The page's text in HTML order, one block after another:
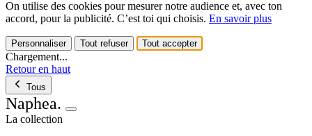
On utilise des cookies pour mesurer notre audience et, avec ton
accord, pour la publicité. C’est toi qui choisis. En savoir plus
Personnaliser Tout refuser Tout accepter
Chargement...
Retour en haut
Tous
Naphea.
La collection